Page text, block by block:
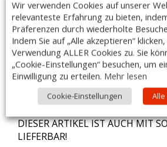
– Edelstahlblechstärke der
– die Unterseite der Arbeitsplatte ist
starkem Edelstahlblech schalldicht
– verstärkter Grundboden
– 6 Vierkantrohrbeine 40 x 40 mm
– höhenverstellbare Füße,
– Maße (B x T x H): 2200 x 1000 x
DIESER ARTIKEL IST AUCH MIT
LIEFERBAR!
Wir verwenden Cookies auf unserer
relevanteste Erfahrung zu bieten,
Präferenzen durch wiederholte
Indem Sie auf „Alle akzeptieren“
Verwendung ALLER Cookies zu. Sie
„Cookie-Einstellungen“ besuchen, um
Einwilligung zu erteilen. Mehr lesen
Cookie-Einstellungen